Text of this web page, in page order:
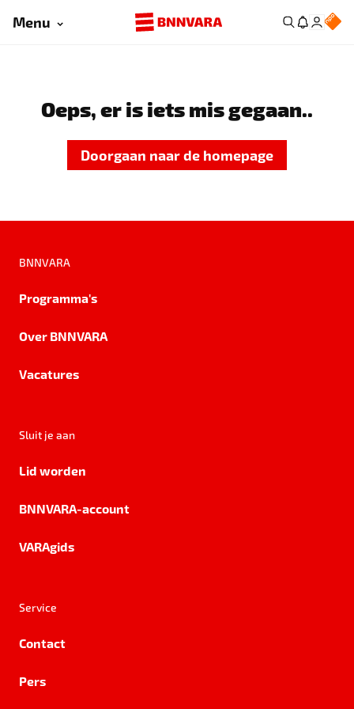
Menu
Oeps, er is iets mis gegaan..
Doorgaan naar de homepage
BNNVARA
Programma's
Over BNNVARA
Vacatures
Sluit je aan
Lid worden
BNNVARA-account
VARAgids
Service
Contact
Pers